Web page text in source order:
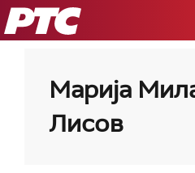
РТС
Марија
Лисов